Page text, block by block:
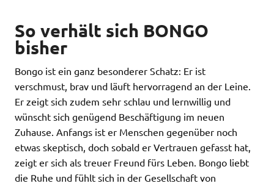
So verhält sich BONGO
bisher
Bongo ist ein ganz besonderer Schatz: Er ist
verschmust, brav und läuft hervorragend an der Leine.
Er zeigt sich zudem sehr schlau und lernwillig und
wünscht sich genügend Beschäftigung im neuen
Zuhause. Anfangs ist er Menschen gegenüber noch
etwas skeptisch, doch sobald er Vertrauen gefasst hat,
zeigt er sich als treuer Freund fürs Leben. Bongo liebt
die Ruhe und fühlt sich in der Gesellschaft von